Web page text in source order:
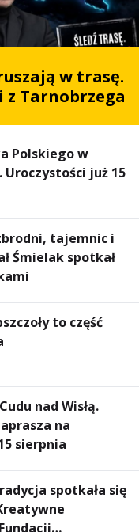
w trasę.
z Tarnobrzega
Polskiego w
Uroczystości już 15
tajemnic i
Śmielak spotkał
to część
nad Wisłą.
na
sierpnia
spotkała się